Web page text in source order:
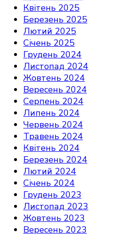
Квітень 2025
Березень 2025
Лютий 2025
Січень 2025
Грудень 2024
Листопад 2024
Жовтень 2024
Вересень 2024
Серпень 2024
Липень 2024
Червень 2024
Травень 2024
Квітень 2024
Березень 2024
Лютий 2024
Січень 2024
Грудень 2023
Листопад 2023
Жовтень 2023
Вересень 2023